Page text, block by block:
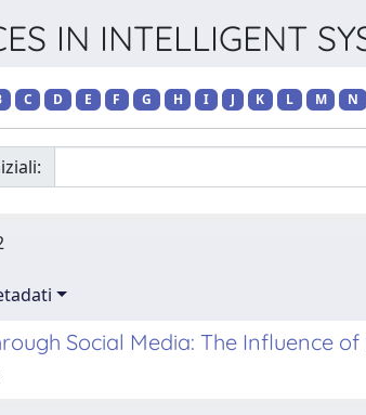
IN INTELLIGENT
C D E F G H I J K L M N
Social Media: The Influence